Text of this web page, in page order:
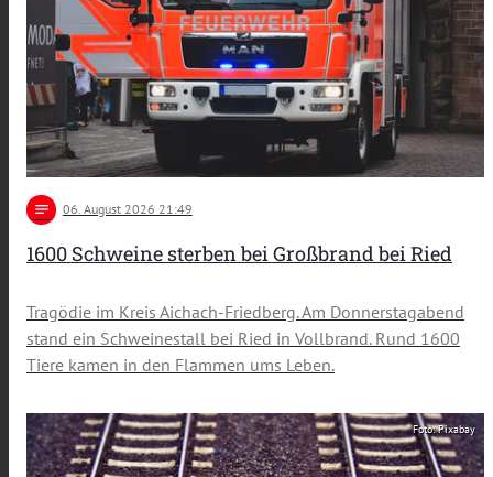
notes 06. August 2026 21:49
1600 Schweine sterben bei Großbrand bei Ried
Tragödie im Kreis Aichach-Friedberg. Am Donnerstagabend
stand ein Schweinestall bei Ried in Vollbrand. Rund 1600
Tiere kamen in den Flammen ums Leben.
Foto: Pixabay